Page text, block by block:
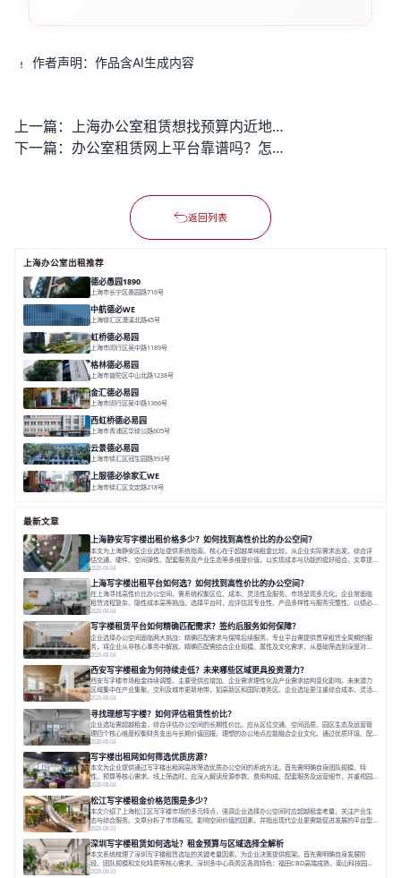
作者声明：作品含AI生成内容
上一篇：
上海办公室租赁想找预算内近地铁带配套的，能快速找到合适的吗？
下一篇：
办公室租赁网上平台靠谱吗？怎么避开套路选对办公场地？
返回列表
上海办公室出租推荐
德必愚园1890
上海市长宁区愚园路716号
中航德必WE
上海徐汇区漕溪北路45号
虹桥德必易园
上海市闵行区吴中路1189号
格林德必易园
上海市普陀区中山北路1238号
金汇德必易园
上海市闵行区吴中路1366号
西虹桥德必易园
上海市青浦区华徐公路605号
云景德必易园
上海市徐汇区冠生园路393号
上服德必徐家汇WE
上海市徐汇区文定路218号
最新文章
上海静安写字楼出租价格多少？如何找到高性价比的办公空间？
本文为上海静安区企业选址提供系统指南。核心在于超越单纯租金比较，从企业实际需求出发，综合评
估交通、硬件、空间弹性、配套服务及产业生态等多维度价值，以实现成本与功能的挺好组合。文章提
出打破固定工位思维，采用精装灵活空间与共享配套以提升性价比，并通过不同规模企业的实际案例加
以说明。之后指出，专业运营服务商提供的稳定环境、社群活动与产业集聚等增值服务，是很大化空间
价值、助力企业成长的关键。对于许多在
2026-08-04
上海写字楼出租平台如何选？如何找到高性价比的办公空间？
在上海寻找高性价比办公空间，需系统权衡区位、成本、灵活性及服务。市场呈现多元化，企业常面临
租赁流程复杂、隐性成本高等挑战。选择平台时，应评估其专业性、产品多样性与服务完整性。以德必
为例，其提供从空间到生态的解决方案，通过特色园区、灵活产品和丰富配套，满足不同企业需求。企
业应明确自身需求，实地考察，选择能支持长期发展、提升竞争力的办公空间。在上海寻找合适的办公
空间，对于企业行政负责人、中小企业主
2026-08-04
写字楼租赁平台如何精确匹配需求？签约后服务如何保障？
企业选择办公空间面临两大挑战：精确匹配需求与保障后续服务。专业平台需提供贯穿租赁全周期的服
务，将企业从非核心事务中解放。精确匹配需结合企业规模、属性及文化需求，从基础筛选到深度对
接；签约后则需构建覆盖硬件运维、共享配套及专业物业的全周期保障体系。德必集团通过标准化服务
与个性化运营结合，以全国布局和产业生态圈为企业提供稳定支持，体现了从信息撮合到深度服务的能
力转变。在为企业寻找办公空间的过程中，
2026-08-04
西安写字楼租金为何持续走低？未来哪些区域更具投资潜力？
西安写字楼市场租金持续调整，主要受供应增加、企业需求理性化及产业需求结构变化影响。未来潜力
区域集中在产业集聚、交利及城市更新地带，如高新区和国际港务区。企业选址更注重综合成本、灵活
性与员工体验，倾向于提供全包式服务的办公空间。专业运营方通过空间优化与社群服务，助力企业成
长，推动市场向多元化、高性价比方向发展。近年来，西安写字楼市场呈现出租金持续调整的态势，这
一现象引发了的广泛关注。作为西部重要
2026-08-04
寻找理想写字楼？如何评估租赁性价比？
企业选址需超越租金，综合评估办公空间的长期性价比。应从区位交通、空间品质、园区生态及运营管
理四个核心维度权衡财务支出与长期价值回报。理想的办公地点应能融合企业文化，通过优质环境、配
套服务及社群资源赋能业务增长，实现成本与价值的平衡。对于许多正在成长或寻求稳定发展的企业而
言，寻找一处合适的办公空间是一项至关重要的决策。这不仅关系到团队的日常工作效率与协作氛围，
更直接影响着企业的品牌形象、运营成本
2026-08-04
写字楼出租网如何筛选优质房源？
本文为企业提供通过写字楼出租网高效筛选优质办公空间的系统方法。首先需明确自身团队规模、特
性、预算等核心需求。线上筛选时，应深入解读房源参数、费用构成、配套服务及运营细节，并重视园
区产业生态与交通区位价值。同时，需考察运营方的品牌背景与持续服务能力。完成线上初选后，必须
进行线下实地验证，核对空间实景、测试设施、感受园区氛围并确认合同条款，从而做出精确决策。在
数字化时代，写字楼出租网已成为企业寻找
2026-08-04
松江写字楼租金价格范围是多少？
本文介绍了上海松江区写字楼市场的多元特点，强调企业选择办公空间时应超越租金考量，关注产业生
态与综合服务。文章分析了市场概况、影响空间价值的因素，并指出现代企业更需能促进发展的平台型
空间。之后，以德必集团为例，说明运营方如何通过构建服务生态助力企业成长，建议企业系统评估需
求与长期价值，选择匹配的发展载体。对于许多寻求在上海松江区设立或扩展办公空间的企业而言，了
解该区域的写字楼市场概况是决策的首先
2026-08-03
深圳写字楼租赁如何选址？租金预算与区域选择全解析
本文系统梳理了深圳写字楼租赁选址的关键考量因素，为企业决策提供框架。首先需明确自身发展阶
段、团队规模和文化特质等核心需求。深圳多中心商务区各具特色：福田CBD高端成熟，南山科技园创
新活力强，前海具政策优势。除传统写字楼外，创意产业园注重生态与社群，适合文创、科技类企业。
2026-08-03